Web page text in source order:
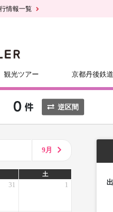
情報一覧
観光ツアー 京都丹後鉄道
逆区間
9月
土
31 1